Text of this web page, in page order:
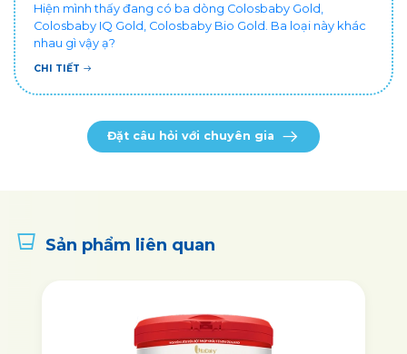
Hiện mình thấy đang có ba dòng Colosbaby Gold,
Colosbaby IQ Gold, Colosbaby Bio Gold. Ba loại này khác
nhau gì vậy ạ?
CHI TIẾT
Đặt câu hỏi với chuyên gia
Sản phẩm liên quan